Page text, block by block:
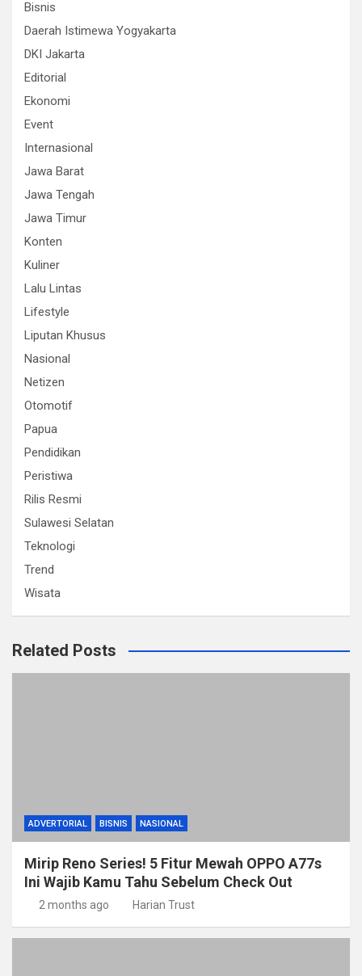
Bisnis
Daerah Istimewa Yogyakarta
DKI Jakarta
Editorial
Ekonomi
Event
Internasional
Jawa Barat
Jawa Tengah
Jawa Timur
Konten
Kuliner
Lalu Lintas
Lifestyle
Liputan Khusus
Nasional
Netizen
Otomotif
Papua
Pendidikan
Peristiwa
Rilis Resmi
Sulawesi Selatan
Teknologi
Trend
Wisata
Related Posts
ADVERTORIAL BISNIS NASIONAL
Mirip Reno Series! 5 Fitur Mewah OPPO A77s
Ini Wajib Kamu Tahu Sebelum Check Out
2 months ago Harian Trust